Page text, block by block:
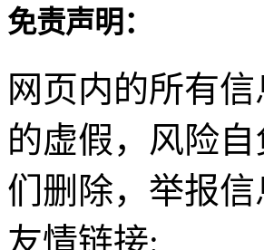
免责声明：
网页内的所有
的虚假，风险
们删除，举报
友情链接: